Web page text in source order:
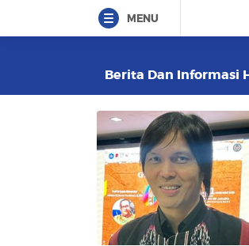
MENU
Berita Dan Informasi